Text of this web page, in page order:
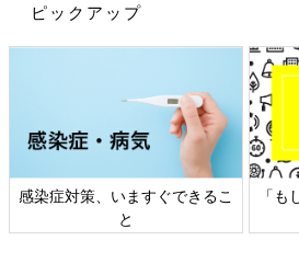
ないっていうより、ちゃんと見たこと
しいのかな。とにかくお兄ちゃんがす
がいるかってことをちゃんと知ってい
ピックアップ
感染症対策、いますぐできるこ
と
「